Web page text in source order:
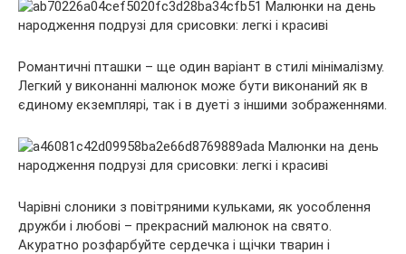
Романтичні пташки – ще один варіант в стилі мінімалізму.
Легкий у виконанні малюнок може бути виконаний як в
єдиному екземплярі, так і в дуеті з іншими зображеннями.
Чарівні слоники з повітряними кульками, як уособлення
дружби і любові – прекрасний малюнок на свято.
Акуратно розфарбуйте сердечка і щічки тварин і